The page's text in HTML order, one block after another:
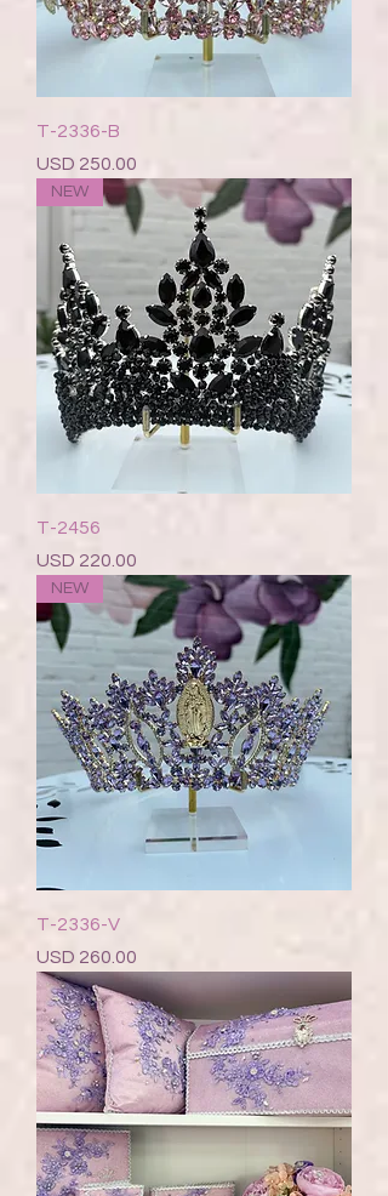
T-2336-B
Precio
USD 250.00
NEW
T-2456
Precio
USD 220.00
NEW
T-2336-V
Precio
USD 260.00